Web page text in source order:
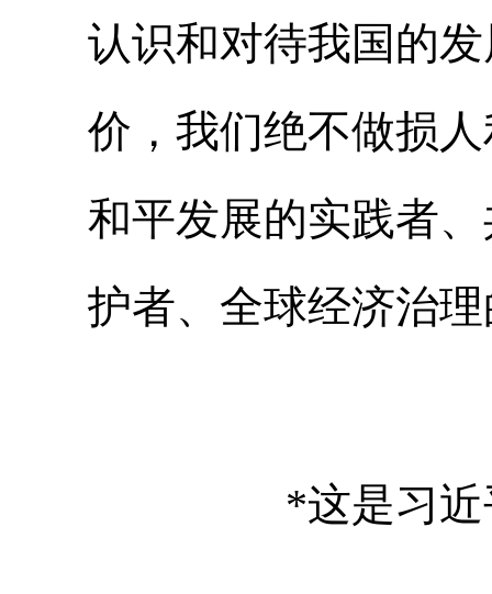
认识和对待我国的
价，我们绝不做损
和平发展的实践者
护者、全球经济治
*这是习近平在